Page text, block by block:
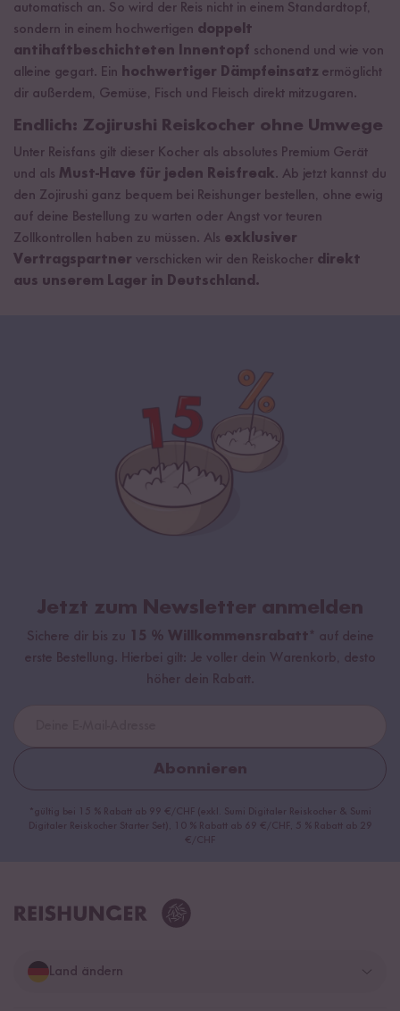
automatisch an. So wird der Reis nicht in einem Standardtopf,
sondern in einem hochwertigen doppelt
antihaftbeschichteten Innentopf schonend und wie von
alleine gegart. Ein hochwertiger Dämpfeinsatz ermöglicht
dir außerdem, Gemüse, Fisch und Fleisch direkt mitzugaren.
Endlich: Zojirushi Reiskocher ohne Umwege
Unter Reisfans gilt dieser Kocher als absolutes Premium Gerät
und als Must-Have für jeden Reisfreak. Ab jetzt kannst du
den Zojirushi ganz bequem bei Reishunger bestellen, ohne ewig
auf deine Bestellung zu warten oder Angst vor teuren
Zollkontrollen haben zu müssen. Als exklusiver
Vertragspartner verschicken wir den Reiskocher direkt
aus unserem Lager in Deutschland.
Jetzt zum Newsletter anmelden
Sichere dir bis zu 15 % Willkommensrabatt* auf deine
erste Bestellung. Hierbei gilt: Je voller dein Warenkorb, desto
höher dein Rabatt.
Abonnieren
*gültig bei 15 % Rabatt ab 99 €/CHF (exkl. Sumi Digitaler Reiskocher & Sumi
Digitaler Reiskocher Starter Set), 10 % Rabatt ab 69 €/CHF, 5 % Rabatt ab 29
€/CHF
Land ändern